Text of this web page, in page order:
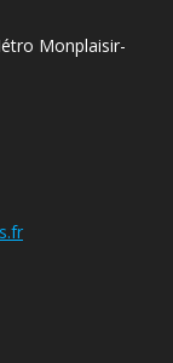
Monplaisir-